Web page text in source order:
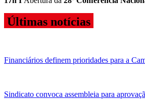
Últimas notícias
Financiários definem prioridades para a
Sindicato convoca assembleia para